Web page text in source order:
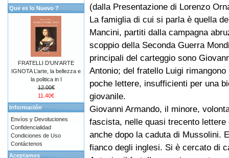
(dalla Presentazione di Lorenzo
La famiglia di cui si parla è quella
Mancini, partiti dalla campagna
scoppio della Seconda Guerra
principali del carteggio sono
Antonio; del fratello Luigi rimangono
poche lettere, insufficienti per una
giovanile.
Giovanni Armando, il minore,
fascista, nelle quasi trecento
anche dopo la caduta di Mussolini.
fianco degli inglesi. Si è cercato di
Que es lo Nuevo ?
FRATELLI D'UN'ARTE
IGNOTA L’arte, la bellezza e
la politica in I
12.00€
11.40€
Información
Envíos y Devoluciones
Confidencialidad
Condiciones de Uso
Contáctenos
Aceptamos